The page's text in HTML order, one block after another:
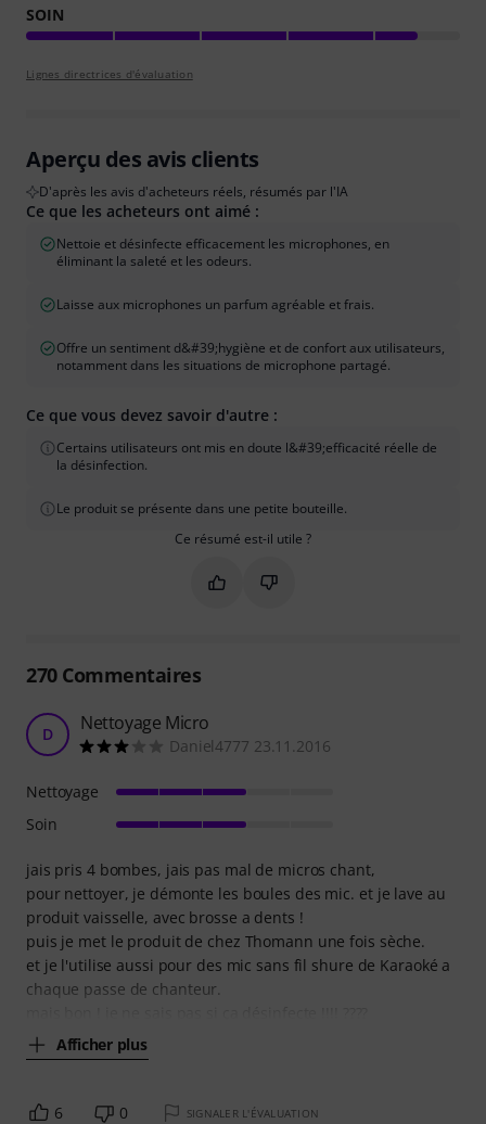
SOIN
Lignes directrices d'évaluation
Aperçu des avis clients
D'après les avis d'acheteurs réels, résumés par l'IA
Ce que les acheteurs ont aimé :
Nettoie et désinfecte efficacement les microphones, en
éliminant la saleté et les odeurs.
Laisse aux microphones un parfum agréable et frais.
Offre un sentiment d&#39;hygiène et de confort aux utilisateurs,
notamment dans les situations de microphone partagé.
Ce que vous devez savoir d'autre :
Certains utilisateurs ont mis en doute l&#39;efficacité réelle de
la désinfection.
Le produit se présente dans une petite bouteille.
Ce résumé est-il utile ?
Marquer ce résumé comme utile
Marquer ce résumé comme
270Commentaires
D Nettoyage Micro
Daniel4777 23.11.2016
jais pris 4 bombes, jais pas mal de micros chant,
pour nettoyer, je démonte les boules des mic. et je lave au
produit vaisselle, avec brosse a dents !
puis je met le produit de chez Thomann une fois sèche.
et je l'utilise aussi pour des mic sans fil shure de Karaoké a
chaque passe de chanteur.
Afficher plus
Nettoyage
Soin
6 0 SIGNALER L'ÉVALUATION